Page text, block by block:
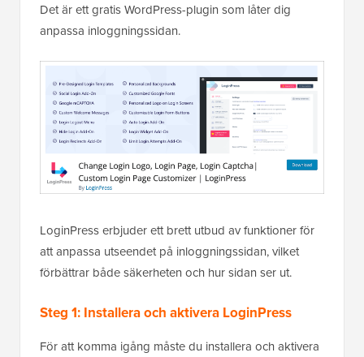
Det är ett gratis WordPress-plugin som låter dig
anpassa inloggningssidan.
LoginPress erbjuder ett brett utbud av funktioner för
att anpassa utseendet på inloggningssidan, vilket
förbättrar både säkerheten och hur sidan ser ut.
Steg 1: Installera och aktivera LoginPress
För att komma igång måste du installera och aktivera